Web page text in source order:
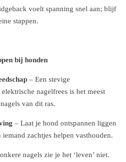
voelt spanning snel aan; blijf
stappen.
bij honden
– Een stevige
nagelfrees is het meest
van dit ras.
– Laat je hond ontspannen liggen
zachtjes helpen vasthouden.
nagels zie je het ‘leven’ niet.